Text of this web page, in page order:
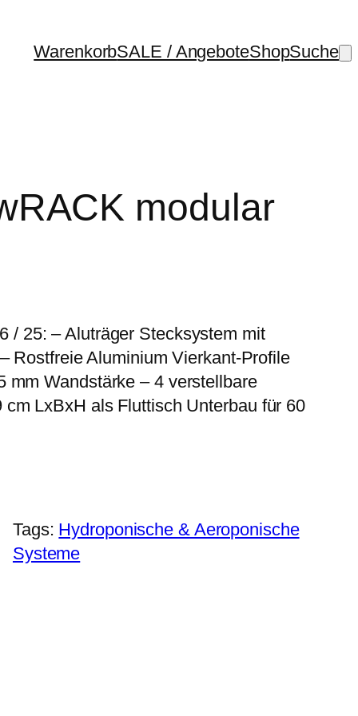
WarenkorbSALE / AngeboteShopSuche
modular
/ 25: – Aluträger Stecksystem mit
Rostfreie Aluminium Vierkant-Profile
mm Wandstärke – 4 verstellbare
LxBxH als Fluttisch Unterbau für 60
Tags: Hydroponische & Aeroponische
Systeme